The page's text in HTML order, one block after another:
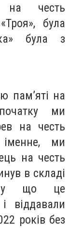
на честь
була
була з
пам’яті на
ми
на честь
ми
на честь
в складі
що це
віддавали
років без